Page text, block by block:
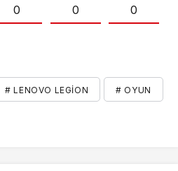
0 0 0
# LENOVO LEGION # OYUN